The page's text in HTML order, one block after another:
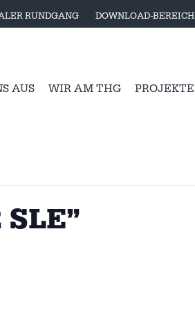
RUNDGANG DOWNLOAD-BEREICH
AUS WIR AM THG PROJEKTE